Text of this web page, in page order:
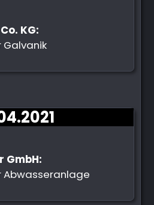
KG:
Galvanik
GmbH:
Abwasseranlage